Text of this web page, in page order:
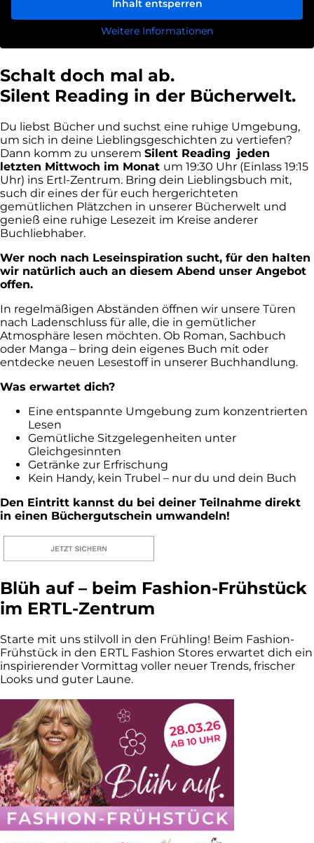
Inhalt entsperren
Weitere Informationen
Schalt doch mal ab.
Silent Reading in der Bücherwelt.
Du liebst Bücher und suchst eine ruhige Umgebung,
um sich in deine Lieblingsgeschichten zu vertiefen?
Dann komm zu unserem Silent Reading jeden
letzten Mittwoch im Monat um 19:30 Uhr (Einlass 19:15
Uhr) ins Ertl-Zentrum. Bring dein Lieblingsbuch mit,
such dir eines der für euch hergerichteten
gemütlichen Plätzchen in unserer Bücherwelt und
genieß eine ruhige Lesezeit im Kreise anderer
Buchliebhaber.
Wer noch nach Leseinspiration sucht, für den halten
wir natürlich auch an diesem Abend unser Angebot
offen.
In regelmäßigen Abständen öffnen wir unsere Türen
nach Ladenschluss für alle, die in gemütlicher
Atmosphäre lesen möchten. Ob Roman, Sachbuch
oder Manga – bring dein eigenes Buch mit oder
entdecke neuen Lesestoff in unserer Buchhandlung.
Was erwartet dich?
Eine entspannte Umgebung zum konzentrierten
Lesen
Gemütliche Sitzgelegenheiten unter
Gleichgesinnten
Getränke zur Erfrischung
Kein Handy, kein Trubel – nur du und dein Buch
Den Eintritt kannst du bei deiner Teilnahme direkt
in einen Büchergutschein umwandeln!
Blüh auf – beim Fashion-Frühstück
im ERTL-Zentrum
Starte mit uns stilvoll in den Frühling! Beim Fashion-
Frühstück in den ERTL Fashion Stores erwartet dich ein
inspirierender Vormittag voller neuer Trends, frischer
Looks und guter Laune.